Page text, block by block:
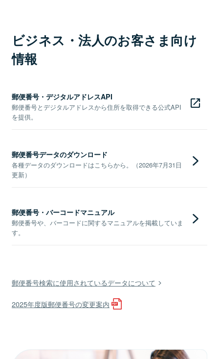
ビジネス・法人のお客さま向け
情報
郵便番号・デジタルアドレスAPI
郵便番号とデジタルアドレスから住所を取得できる公式API
を提供。
郵便番号データのダウンロード
各種データのダウンロードはこちらから。（2026年7月31日
更新）
郵便番号・バーコードマニュアル
郵便番号や、バーコードに関するマニュアルを掲載していま
す。
郵便番号検索に使用されているデータについて
2025年度版郵便番号の変更案内